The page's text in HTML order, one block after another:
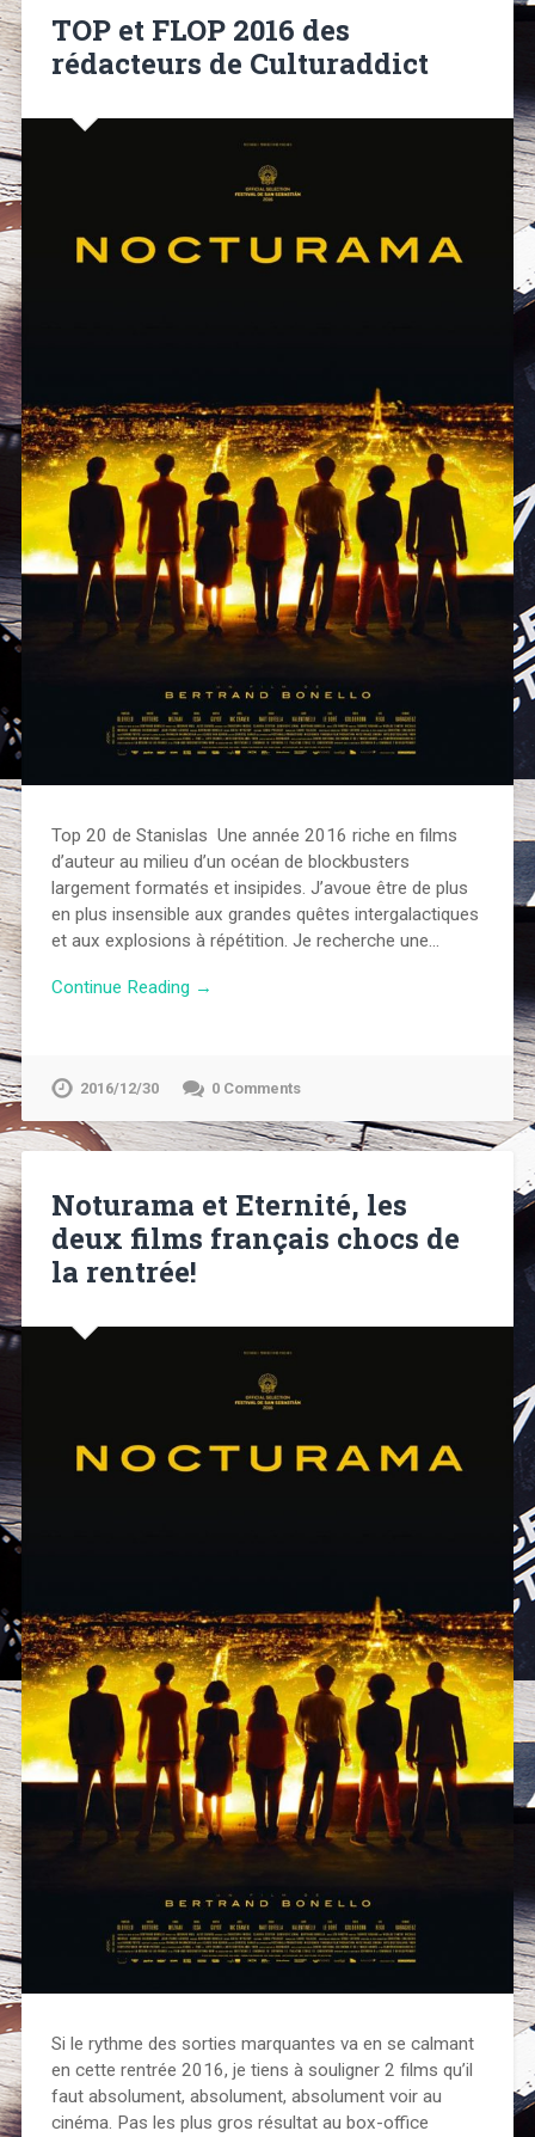
TOP et FLOP 2016 des
rédacteurs de Culturaddict
Top 20 de Stanislas Une année 2016 riche en films
d’auteur au milieu d’un océan de blockbusters
largement formatés et insipides. J’avoue être de plus
en plus insensible aux grandes quêtes intergalactiques
et aux explosions à répétition. Je recherche une…
Continue Reading →
2016/12/30 0 Comments
Noturama et Eternité, les
deux films français chocs de
la rentrée!
Si le rythme des sorties marquantes va en se calmant
en cette rentrée 2016, je tiens à souligner 2 films qu’il
faut absolument, absolument, absolument voir au
cinéma. Pas les plus gros résultat au box-office